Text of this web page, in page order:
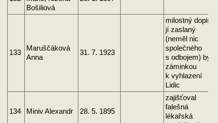
Bošiliová
133
Maruščáková
Anna
31. 7. 1923
milostný dopis
jí zaslaný
(neměl nic
společného
s odbojem) byl
záminkou
k vyhlazení
Lidic
134 Miniv Alexandr 28. 5. 1895
zajišťoval
falešná
lékařská